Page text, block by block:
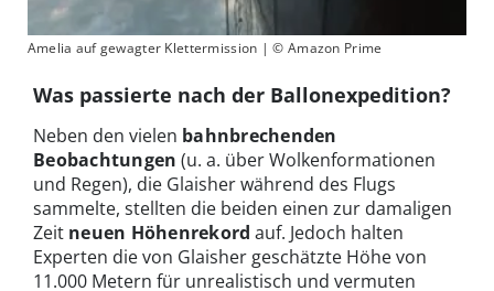
Amelia auf gewagter Klettermission | © Amazon Prime
Was passierte nach der Ballonexpedition?
Neben den vielen bahnbrechenden
Beobachtungen (u. a. über Wolkenformationen
und Regen), die Glaisher während des Flugs
sammelte, stellten die beiden einen zur damaligen
Zeit neuen Höhenrekord auf. Jedoch halten
Experten die von Glaisher geschätzte Höhe von
11.000 Metern für unrealistisch und vermuten